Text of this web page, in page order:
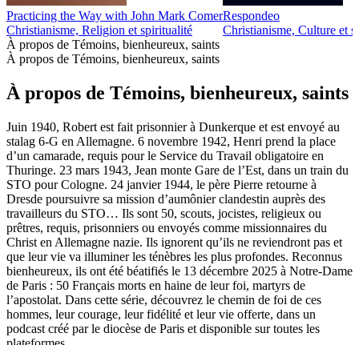
Practicing the Way with John Mark Comer
Christianisme, Religion et spiritualité
Respondeo
Christianisme, Culture et
À propos de Témoins, bienheureux, saints
À propos de Témoins, bienheureux, saints
À propos de Témoins, bienheureux, saints
Juin 1940, Robert est fait prisonnier à Dunkerque et est envoyé au
stalag 6-G en Allemagne. 6 novembre 1942, Henri prend la place
d’un camarade, requis pour le Service du Travail obligatoire en
Thuringe. 23 mars 1943, Jean monte Gare de l’Est, dans un train du
STO pour Cologne. 24 janvier 1944, le père Pierre retourne à
Dresde poursuivre sa mission d’aumônier clandestin auprès des
travailleurs du STO… Ils sont 50, scouts, jocistes, religieux ou
prêtres, requis, prisonniers ou envoyés comme missionnaires du
Christ en Allemagne nazie. Ils ignorent qu’ils ne reviendront pas et
que leur vie va illuminer les ténèbres les plus profondes. Reconnus
bienheureux, ils ont été béatifiés le 13 décembre 2025 à Notre-Dame
de Paris : 50 Français morts en haine de leur foi, martyrs de
l’apostolat. Dans cette série, découvrez le chemin de foi de ces
hommes, leur courage, leur fidélité et leur vie offerte, dans un
podcast créé par le diocèse de Paris et disponible sur toutes les